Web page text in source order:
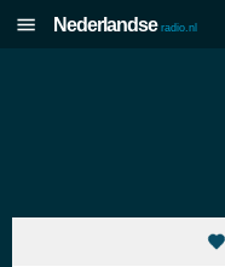
Nederlandse radio.nl